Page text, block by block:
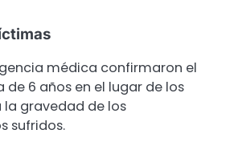
médica confirmaron el
de 6 años en el lugar de los
la gravedad de los
sufridos.